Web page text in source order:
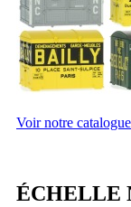
Voir notre
ÉCHELLE